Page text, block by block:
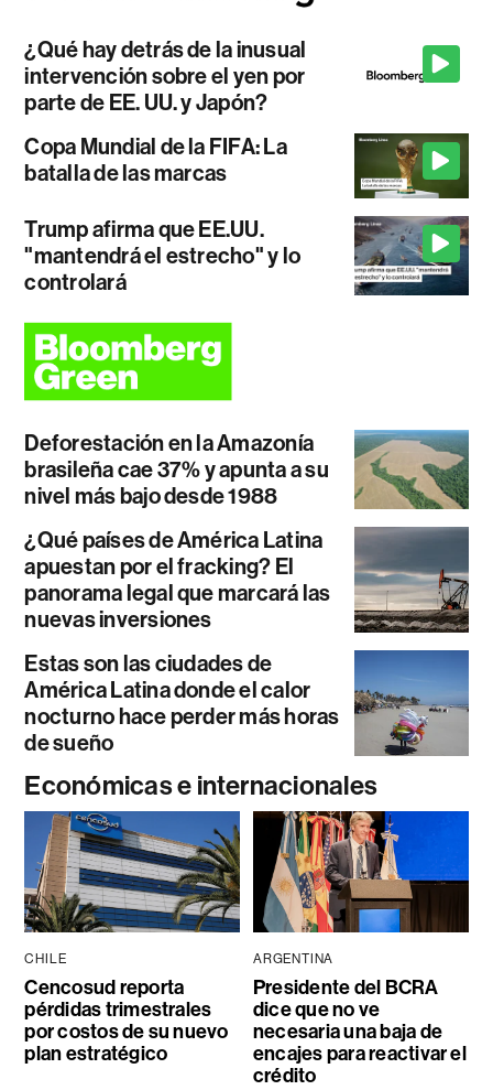
¿Qué hay detrás de la inusual
intervención sobre el yen por
parte de EE. UU. y Japón?
Copa Mundial de la FIFA: La
batalla de las marcas
Trump afirma que EE.UU.
"mantendrá el estrecho" y lo
controlará
Deforestación en la Amazonía
brasileña cae 37% y apunta a su
nivel más bajo desde 1988
¿Qué países de América Latina
apuestan por el fracking? El
panorama legal que marcará las
nuevas inversiones
Estas son las ciudades de
América Latina donde el calor
nocturno hace perder más horas
de sueño
Económicas e internacionales
CHILE
Cencosud reporta
pérdidas trimestrales
por costos de su nuevo
plan estratégico
ARGENTINA
Presidente del BCRA
dice que no ve
necesaria una baja de
encajes para reactivar el
crédito